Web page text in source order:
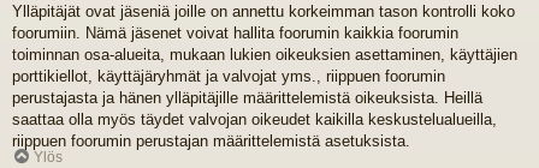
Ylläpitäjät ovat jäseniä joille on annettu korkeimman tason kontrolli koko
foorumiin. Nämä jäsenet voivat hallita foorumin kaikkia foorumin
toiminnan osa-alueita, mukaan lukien oikeuksien asettaminen, käyttäjien
porttikiellot, käyttäjäryhmät ja valvojat yms., riippuen foorumin
perustajasta ja hänen ylläpitäjille määrittelemistä oikeuksista. Heillä
saattaa olla myös täydet valvojan oikeudet kaikilla keskustelualueilla,
riippuen foorumin perustajan määrittelemistä asetuksista.
Ylös